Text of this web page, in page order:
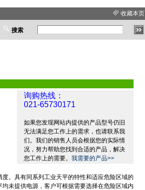
收藏本页
搜索
询购热线：
021-65730171
如果您发现网站内提供的产品型号仍旧
无法满足您工作上的需求，也请联系我
们。我们的销售人员会根据您的实际情
况，努力帮助您找到合适的产品，解决
您工作上的需要。 我需要的产品>>
。具有同系列工业天平的特性和适应危险区域的
未提供电源，客户可根据需要选择在危险区域内